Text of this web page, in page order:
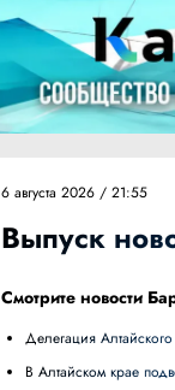
6 августа 2026 / 21:55
Выпуск
Смотрите новости
Делегация
В Алтайском крае